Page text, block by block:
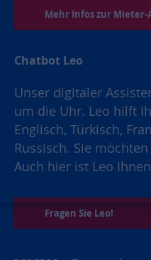
Mehr Infos zur Mieter-
Chatbot Leo
Unser digitaler
um die Uhr. Leo hilft
Englisch, Türkisch,
Russisch. Sie
Auch hier ist Leo
Fragen Sie Leo!